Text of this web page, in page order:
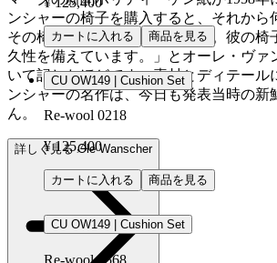
ンシャーの椅子を購入すると、それから
その椅子に座ることになります。彼の椅
久性を備えています。」とオーレ・ヴァ
いて記したほどです。素材とディテール
ンシャーの名作は、今日も発表当時の新
ん。
詳しく見る Ole Wanscher
カートに入れる 商品を見る
CU OW149 | Cushion Set
Re-wool 0218
¥ 125,400
カートに入れる 商品を見る
CU OW149 | Cushion Set